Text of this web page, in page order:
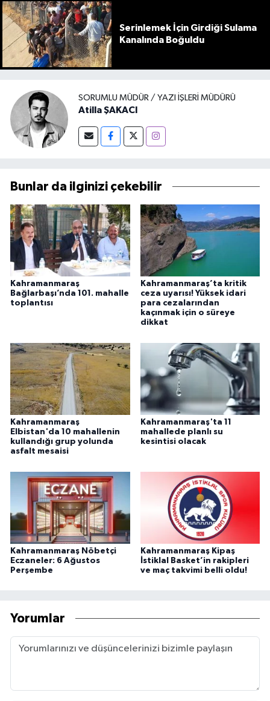
Serinlemek İçin Girdiği Sulama
Kanalında Boğuldu
SORUMLU MÜDÜR / YAZI İŞLERI MÜDÜRÜ
Atilla ŞAKACI
Bunlar da ilginizi çekebilir
Kahramanmaraş
Bağlarbaşı’nda 101. mahalle
toplantısı
Kahramanmaraş’ta kritik
ceza uyarısı! Yüksek idari
para cezalarından
kaçınmak için o süreye
dikkat
Kahramanmaraş
Elbistan'da 10 mahallenin
kullandığı grup yolunda
asfalt mesaisi
Kahramanmaraş'ta 11
mahallede planlı su
kesintisi olacak
Kahramanmaraş Nöbetçi
Eczaneler: 6 Ağustos
Perşembe
Kahramanmaraş Kipaş
İstiklal Basket’in rakipleri
ve maç takvimi belli oldu!
Yorumlar